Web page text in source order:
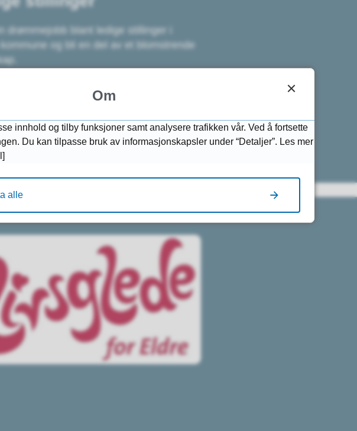
drømmejobb blant ledige stillinger i
kommune og bli en del av et blomstrende
Om
innhold og tilby funksjoner samt analysere trafikken vår. Ved å fortsette
Du kan tilpasse bruk av informasjonskapsler under “Detaljer”. Les mer
alle